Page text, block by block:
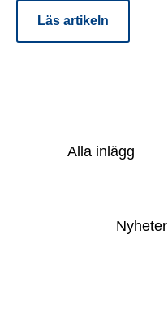
Läs artikeln
Alla inlägg
Nyheter